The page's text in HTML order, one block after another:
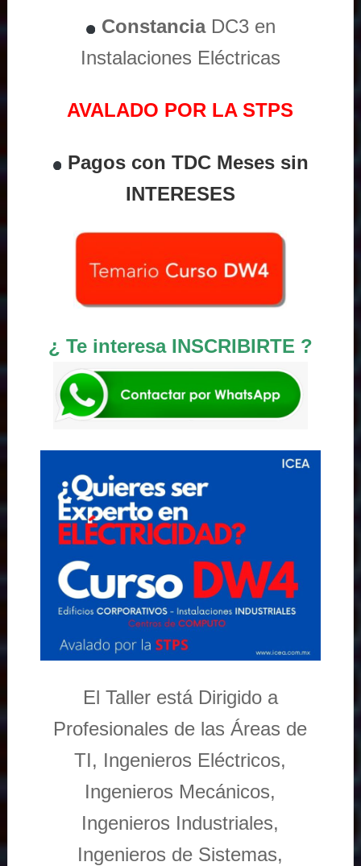
ConstanciaDC3 en
Instalaciones Eléctricas
AVALADO POR LA STPS
Pagos con TDC Meses sin
INTERESES
¿ Te interesa INSCRIBIRTE ?
El Taller está Dirigido a
Profesionales de las Áreas de
TI, Ingenieros Eléctricos,
Ingenieros Mecánicos,
Ingenieros Industriales,
Ingenieros de Sistemas,